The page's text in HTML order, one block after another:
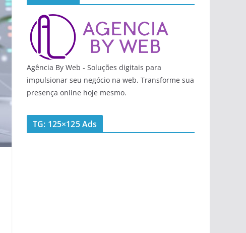
Agência By Web - Soluções digitais para
impulsionar seu negócio na web. Transforme sua
presença online hoje mesmo.
TG: 125×125 Ads